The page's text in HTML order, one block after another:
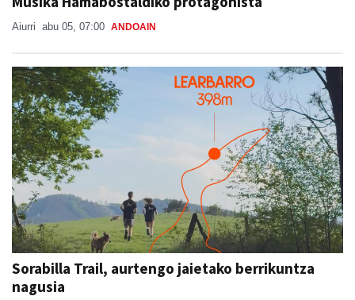
Aiurri abu 05, 07:00 ANDOAIN
Sorabilla Trail, aurtengo jaietako berrikuntza
nagusia